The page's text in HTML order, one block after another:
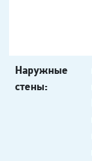
Наружные
стены: